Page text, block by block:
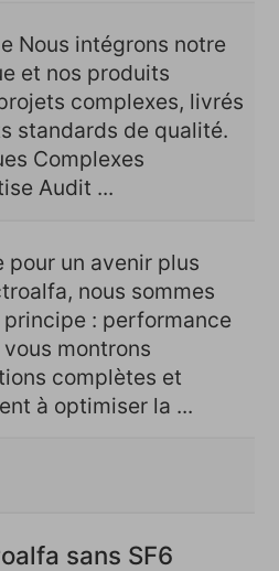
Nous intégrons notre
et nos produits
complexes, livrés
standards de qualité.
Complexes
Audit ...
pour un avenir plus
nous sommes
: performance
montrons
complètes et
à optimiser la ...
sans SF6